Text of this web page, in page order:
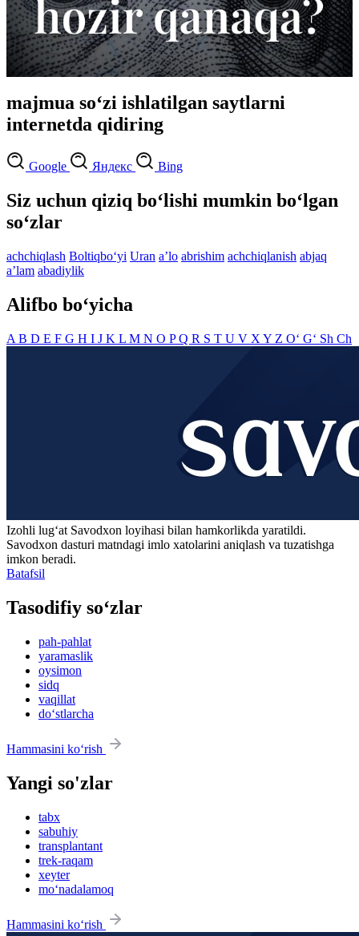
majmua so‘zi ishlatilgan saytlarni
internetda qidiring
Google Яндекс Bing
Siz uchun qiziq bo‘lishi mumkin bo‘lgan
so‘zlar
achchiqlash Boltiqbo‘yi Uran aʼlo abrishim achchiqlanish abjaq
aʼlam abadiylik
Alifbo bo‘yicha
A B D E F G H I J K L M N O PQ R S T U V X Y Z O‘ G‘ Sh Ch
Izohli lugʻat Savodxon loyihasi bilan hamkorlikda yaratildi.
Savodxon dasturi matndagi imlo xatolarini aniqlash va tuzatishga
imkon beradi.
Batafsil
Tasodifiy so‘zlar
pah-pahlat
yaramaslik
oysimon
sidq
vaqillat
do‘stlarcha
Hammasini ko‘rish
Yangi so'zlar
tabx
sabuhiy
transplantant
trek-raqam
xeyter
mo‘nadalamoq
Hammasini ko‘rish